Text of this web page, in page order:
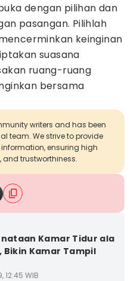
dengan pilihan dan
pasangan. Pilihlah
keinginan
suasana
ruang-ruang
bersama
writers and has been
team. We strive to provide
ensuring high
trustworthiness.
Kamar Tidur ala
Bikin Kamar Tampil
12:45 WIB